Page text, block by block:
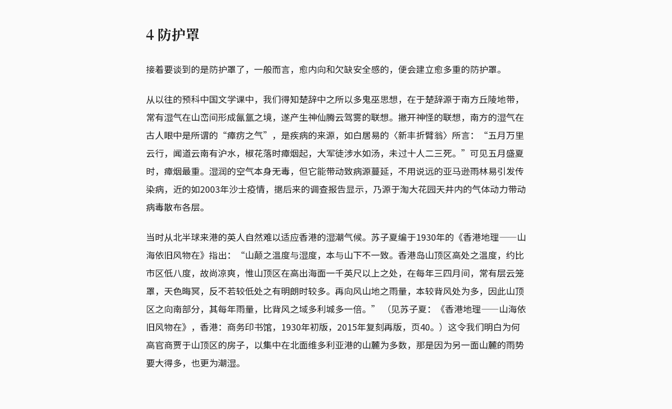
4 防护罩
接着要谈到的是防护罩了，一般而言，愈内向和欠缺安全感的，便会建立愈多重的防护罩。
从以往的预科中国文学课中，我们得知楚辞中之所以多鬼巫思想，在于楚辞源于南方丘陵地带，
常有湿气在山峦间形成氤氲之境，遂产生神仙腾云驾雾的联想。撇开神怪的联想，南方的湿气在
古人眼中是所谓的“瘴疠之气”，是疾病的来源，如白居易的〈新丰折臂翁〉所言：“五月万里
云行，闻道云南有沪水，椒花落时瘴烟起，大军徒涉水如汤，未过十人二三死。”可见五月盛夏
时，瘴烟最重。湿润的空气本身无毒，但它能带动致病源蔓延，不用说远的亚马逊雨林易引发传
染病，近的如2003年沙士疫情，据后来的调查报告显示，乃源于淘大花园天井内的气体动力带动
病毒散布各层。
当时从北半球来港的英人自然难以适应香港的湿潮气候。苏子夏编于1930年的《香港地理——山
海依旧风物在》指出：“山颠之温度与湿度，本与山下不一致。香港岛山顶区高处之温度，约比
市区低八度，故尚凉爽，惟山顶区在高出海面一千英尺以上之处，在每年三四月间，常有层云笼
罩，天色晦冥，反不若较低处之有明朗时较多。再向风山地之雨量，本较背风处为多，因此山顶
区之向南部分，其每年雨量，比背风之域多利城多一倍。” （见苏子夏：《香港地理——山海依
旧风物在》，香港：商务印书馆，1930年初版，2015年复刻再版，页40。）这令我们明白为何
高官商贾于山顶区的房子，以集中在北面维多利亚港的山麓为多数，那是因为另一面山麓的雨势
要大得多，也更为潮湿。